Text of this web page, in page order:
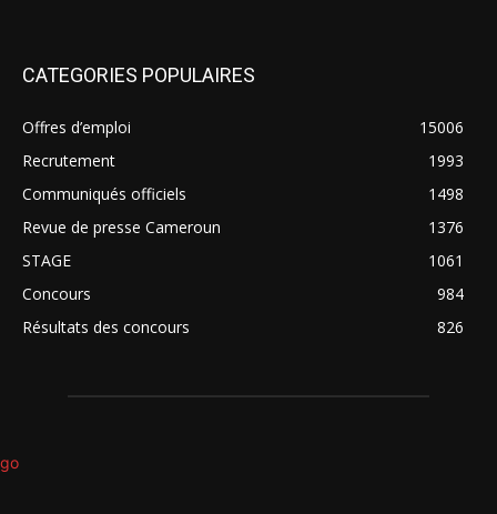
CATEGORIES POPULAIRES
Offres d’emploi
15006
Recrutement
1993
Communiqués officiels
1498
Revue de presse Cameroun
1376
STAGE
1061
Concours
984
Résultats des concours
826